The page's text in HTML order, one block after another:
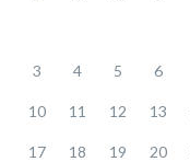
3 4 5 6
10 11 12 13
17 18 19 20